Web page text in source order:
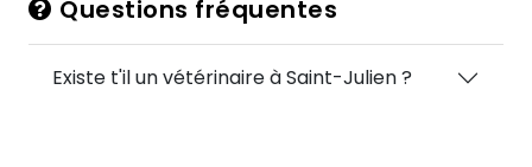
Questions fréquentes
Existe t'il un vétérinaire à Saint-Julien ?